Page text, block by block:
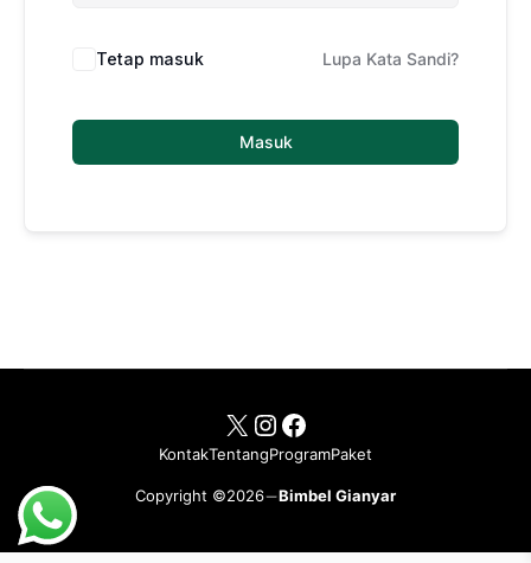
Tetap masuk Lupa Kata Sandi?
Masuk
Copyright ©2026 Bimbel Gianyar
KontakTentangProgramPaket
X Instagram
Facebook